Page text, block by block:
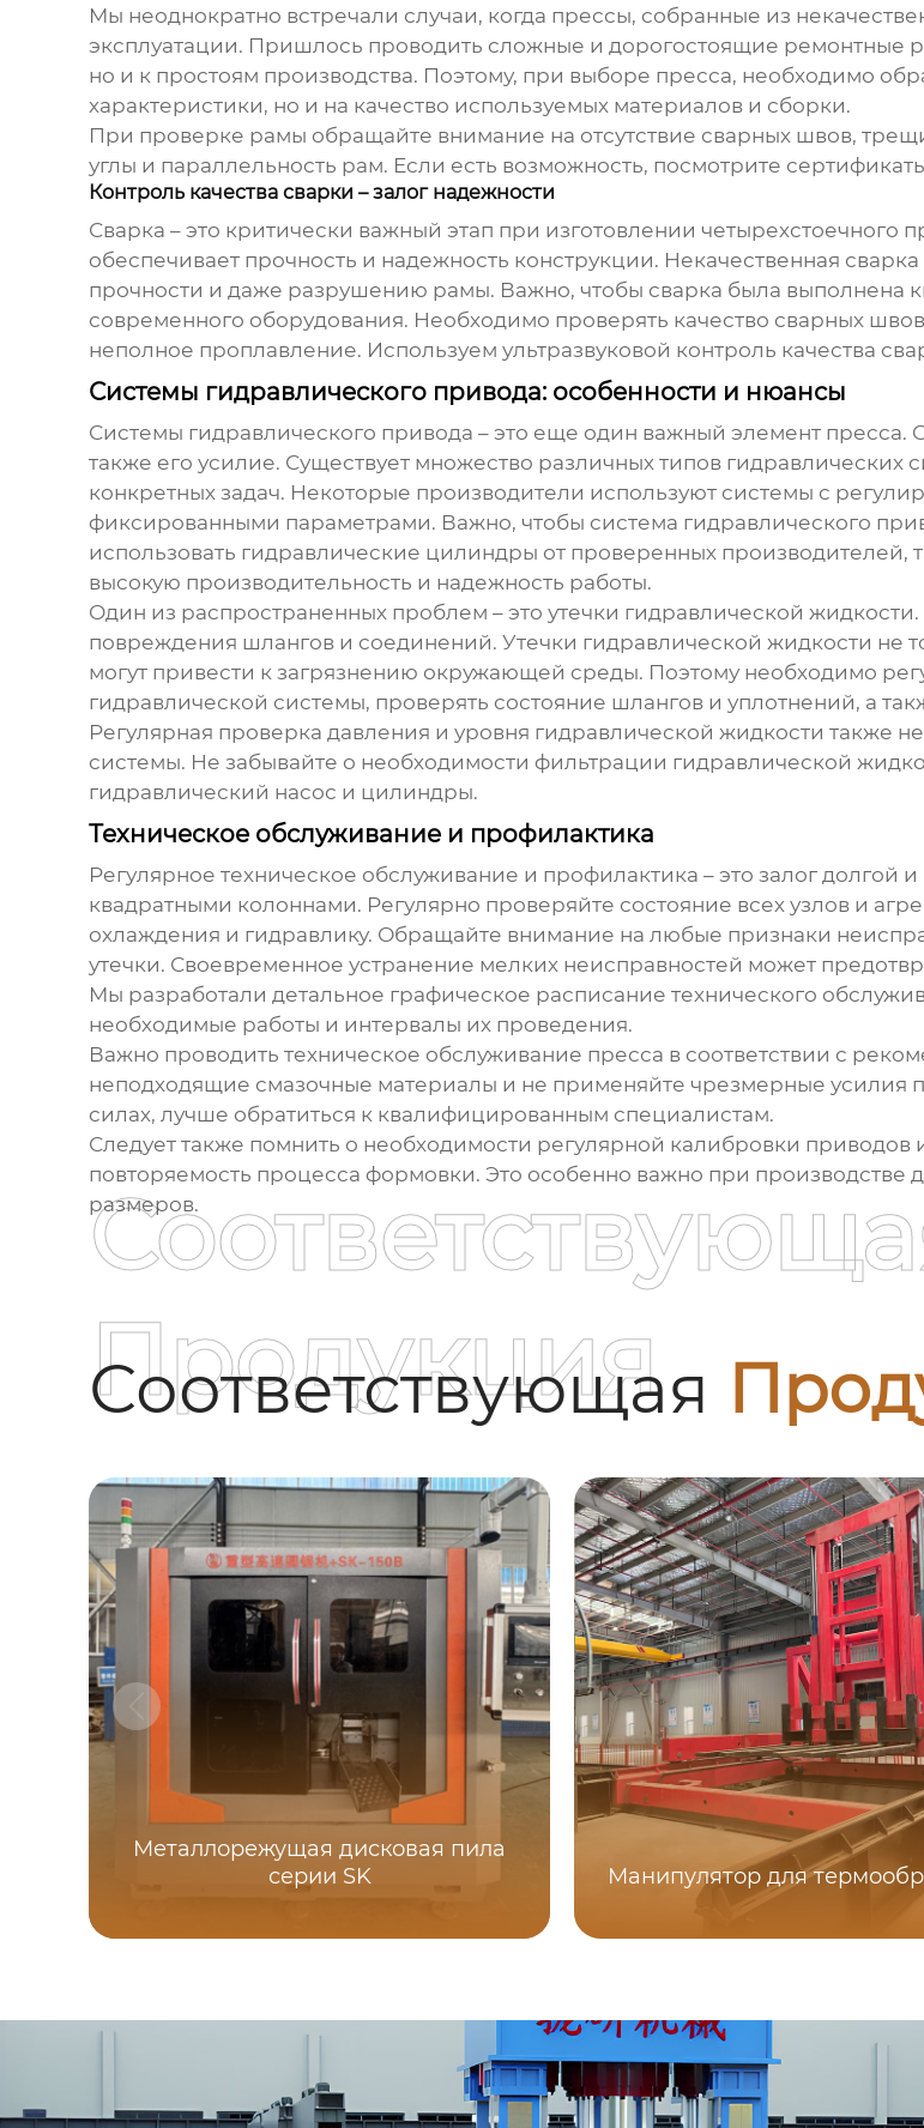
Мы неоднократно встречали случаи, когда прессы, собранные из
эксплуатации. Пришлось проводить сложные и дорогостоящие ремонтные
но и к простоям производства. Поэтому, при выборе пресса, необходимо
характеристики, но и на качество используемых материалов и сборки.
При проверке рамы обращайте внимание на отсутствие сварных швов,
углы и параллельность рам. Если есть возможность, посмотрите
Контроль качества сварки – залог надежности
Сварка – это критически важный этап при изготовлении четырехстоечного
обеспечивает прочность и надежность конструкции. Некачественная
прочности и даже разрушению рамы. Важно, чтобы сварка была
современного оборудования. Необходимо проверять качество сварных
неполное проплавление. Используем ультразвуковой контроль качества
Системы гидравлического привода: особенности и нюансы
Системы гидравлического привода – это еще один важный элемент пресса.
также его усилие. Существует множество различных типов гидравлических
конкретных задач. Некоторые производители используют системы с
фиксированными параметрами. Важно, чтобы система гидравлического
использовать гидравлические цилиндры от проверенных производителей,
высокую производительность и надежность работы.
Один из распространенных проблем – это утечки гидравлической
повреждения шлангов и соединений. Утечки гидравлической жидкости не
могут привести к загрязнению окружающей среды. Поэтому необходимо
гидравлической системы, проверять состояние шлангов и уплотнений, а
Регулярная проверка давления и уровня гидравлической жидкости также
системы. Не забывайте о необходимости фильтрации гидравлической
гидравлический насос и цилиндры.
Техническое обслуживание и профилактика
Регулярное техническое обслуживание и профилактика – это залог долгой
квадратными колоннами. Регулярно проверяйте состояние всех узлов и
охлаждения и гидравлику. Обращайте внимание на любые признаки
утечки. Своевременное устранение мелких неисправностей может
Мы разработали детальное графическое расписание технического
необходимые работы и интервалы их проведения.
Важно проводить техническое обслуживание пресса в соответствии с
неподходящие смазочные материалы и не применяйте чрезмерные усилия
силах, лучше обратиться к квалифицированным специалистам.
Следует также помнить о необходимости регулярной калибровки приводов
повторяемость процесса формовки. Это особенно важно при
размеров.
Соответствующая
Продукция
Металлорежущая дисковая пила
серии SK
Манипулятор для